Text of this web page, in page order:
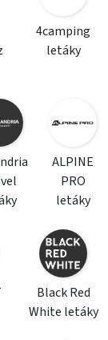
4camping
letáky
ALPINE
PRO
letáky
Black Red
White letáky